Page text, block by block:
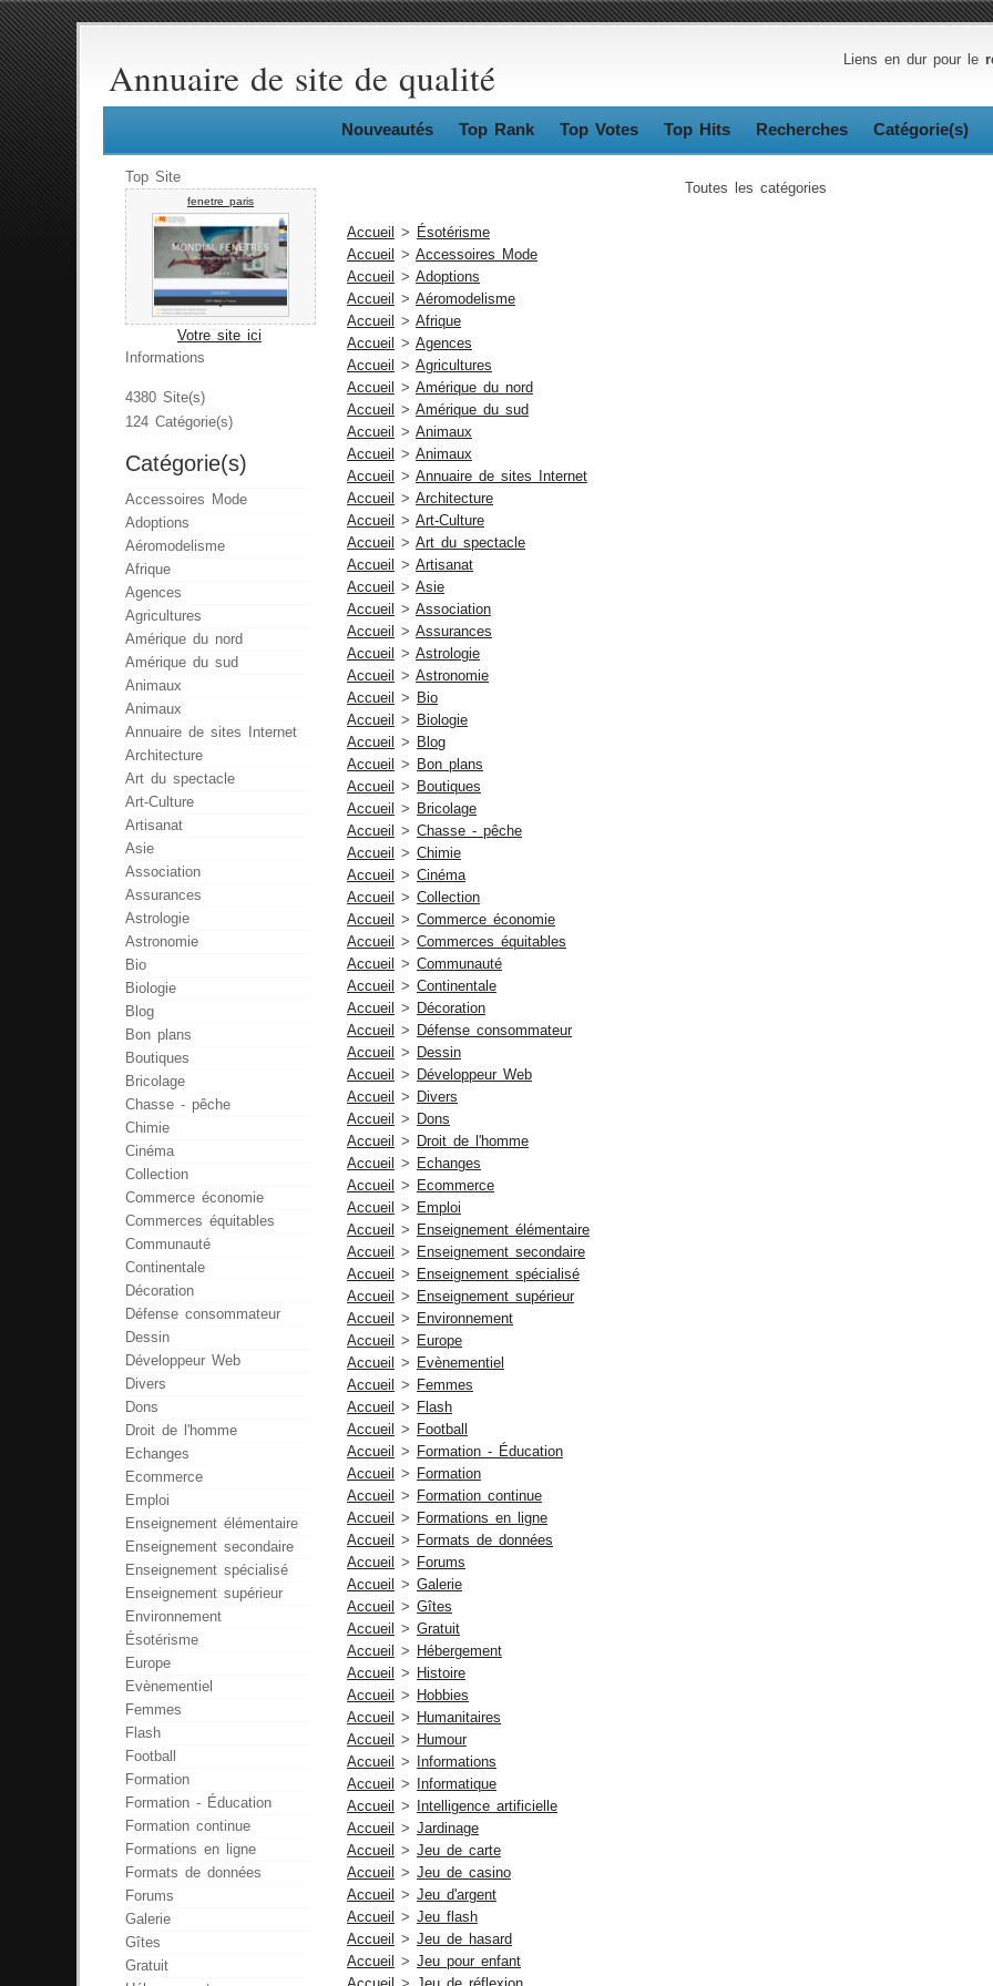
Annuaire de site de qualité Liens en dur pour le
Nouveautés Top Rank Top Votes Top Hits Recherches Catégorie(s)
Top Site
fenetre paris
Votre site ici
Informations
4380 Site(s)
124 Catégorie(s)
Catégorie(s)
Accessoires Mode
Adoptions
Aéromodelisme
Afrique
Agences
Agricultures
Amérique du nord
Amérique du sud
Animaux
Animaux
Annuaire de sites Internet
Architecture
Art du spectacle
Art-Culture
Artisanat
Asie
Association
Assurances
Astrologie
Astronomie
Bio
Biologie
Blog
Bon plans
Boutiques
Bricolage
Chasse - pêche
Chimie
Cinéma
Collection
Commerce économie
Commerces équitables
Communauté
Continentale
Décoration
Défense consommateur
Dessin
Développeur Web
Divers
Dons
Droit de l'homme
Echanges
Ecommerce
Emploi
Enseignement élémentaire
Enseignement secondaire
Enseignement spécialisé
Enseignement supérieur
Environnement
Ésotérisme
Europe
Evènementiel
Femmes
Flash
Football
Formation
Formation - Éducation
Formation continue
Formations en ligne
Formats de données
Forums
Galerie
Gîtes
Gratuit
Toutes les catégories
Accueil >
Ésotérisme
Accueil
> Accessoires Mode
Accueil
> Adoptions
Accueil
> Aéromodelisme
Accueil
> Afrique
Accueil
> Agences
Accueil
> Agricultures
Accueil
> Amérique du nord
Accueil
> Amérique du sud
Accueil
> Animaux
Accueil
> Animaux
Accueil
> Annuaire de sites Internet
Accueil
> Architecture
Accueil
> Art-Culture
Accueil
> Art du spectacle
Accueil
> Artisanat
Accueil
> Asie
Accueil
> Association
Accueil
> Assurances
Accueil
> Astrologie
Accueil
> Astronomie
Accueil
>
Bio
Accueil
>
Biologie
Accueil
>
Blog
Accueil
>
Bon plans
Accueil
>
Boutiques
Accueil
>
Bricolage
Accueil
> Chasse - pêche
Accueil
> Chimie
Accueil
> Cinéma
Accueil
> Collection
Accueil
> Commerce économie
Accueil
> Commerces équitables
Accueil
> Communauté
Accueil
> Continentale
Accueil
>
Décoration
Accueil
>
Défense consommateur
Accueil
>
Dessin
Accueil
>
Développeur Web
Accueil
>
Divers
Accueil
>
Dons
Accueil
>
Droit de l'homme
Accueil
>
Echanges
Accueil
>
Ecommerce
Accueil
>
Emploi
Accueil
>
Enseignement élémentaire
Accueil
>
Enseignement secondaire
Accueil
>
Enseignement spécialisé
Accueil
>
Enseignement supérieur
Accueil
>
Environnement
Accueil
>
Europe
Accueil
>
Evènementiel
Accueil
>
Femmes
Accueil
>
Flash
Accueil
>
Football
Accueil
>
Formation - Éducation
Accueil
>
Formation
Accueil
>
Formation continue
Accueil
>
Formations en ligne
Accueil
>
Formats de données
Accueil
>
Forums
Accueil
> Galerie
Accueil
> Gîtes
Accueil
> Gratuit
Accueil
>
Hébergement
Accueil
>
Histoire
Accueil
>
Hobbies
Accueil
>
Humanitaires
Accueil
>
Humour
Accueil
>
Informations
Accueil
>
Informatique
Accueil
>
Intelligence artificielle
Accueil
> Jardinage
Accueil
> Jeu de carte
Accueil
> Jeu de casino
Accueil
> Jeu d'argent
Accueil
> Jeu flash
Accueil
> Jeu de hasard
Accueil
> Jeu pour enfant